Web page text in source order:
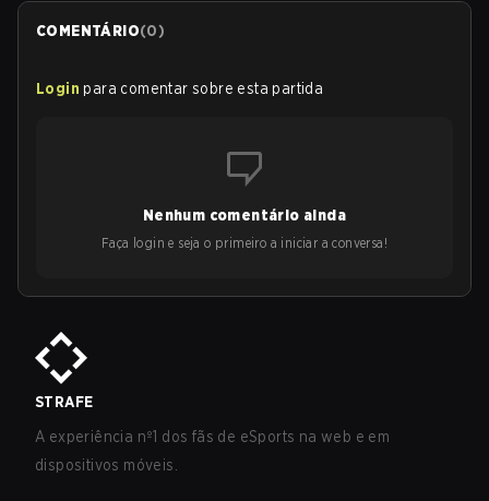
COMENTÁRIO(0)
Login para comentar sobre esta partida
Nenhum comentário ainda
Faça login e seja o primeiro a iniciar a conversa!
STRAFE
A experiência nº1 dos fãs de eSports na web e em
dispositivos móveis.